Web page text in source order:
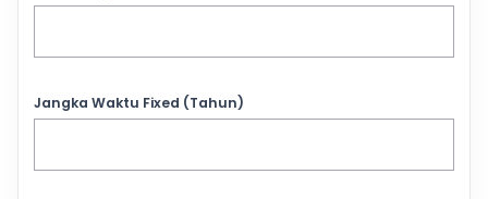
Jangka Waktu Fixed (Tahun)